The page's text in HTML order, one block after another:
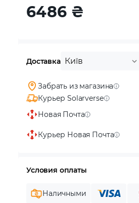
6486 ₴
Доставка Київ
Забрать из магазина
Курьер Solarverse
Новая Почта
Курьер Новая Почта
Условия оплаты
Наличными